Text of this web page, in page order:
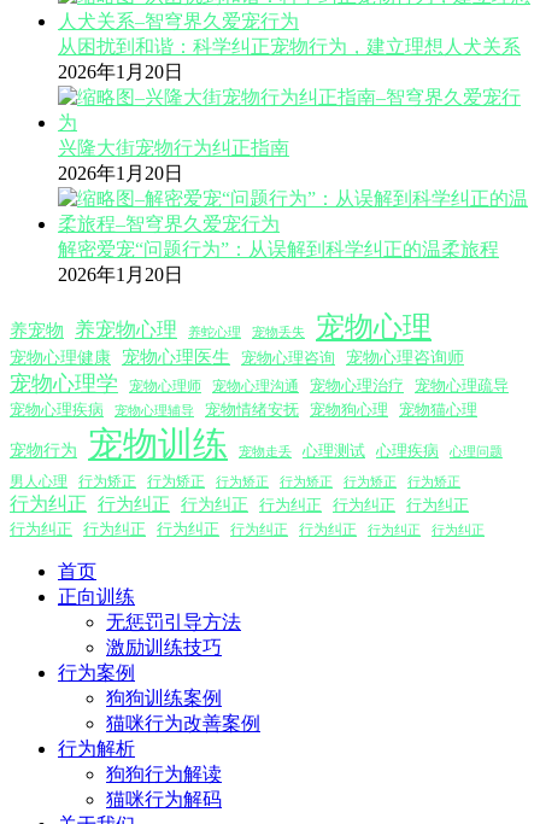
从困扰到和谐：科学纠正宠物行为，建立理想人犬关系
2026年1月20日
兴隆大街宠物行为纠正指南
2026年1月20日
解密爱宠“问题行为”：从误解到科学纠正的温柔旅程
2026年1月20日
养宠物 养宠物心理 养蛇心理 宠物丢失 宠物心理
宠物心理健康 宠物心理医生 宠物心理咨询 宠物心理咨询师
宠物心理学 宠物心理师 宠物心理沟通 宠物心理治疗
宠物心理疏导
宠物心理疾病
宠物心理辅导 宠物情绪安抚 宠物狗心理 宠物猫心理
宠物行为 宠物训练 宠物走丢 心理测试 心理疾病 心理问题
男人心理 行为矫正 行为矫正 行为矫正 行为矫正 行为矫正 行为矫正
行为纠正 行为纠正 行为纠正 行为纠正 行为纠正
行为纠正
行为纠正
行为纠正 行为纠正 行为纠正 行为纠正 行为纠正 行为纠正
首页
正向训练
无惩罚引导方法
激励训练技巧
行为案例
狗狗训练案例
猫咪行为改善案例
行为解析
狗狗行为解读
猫咪行为解码